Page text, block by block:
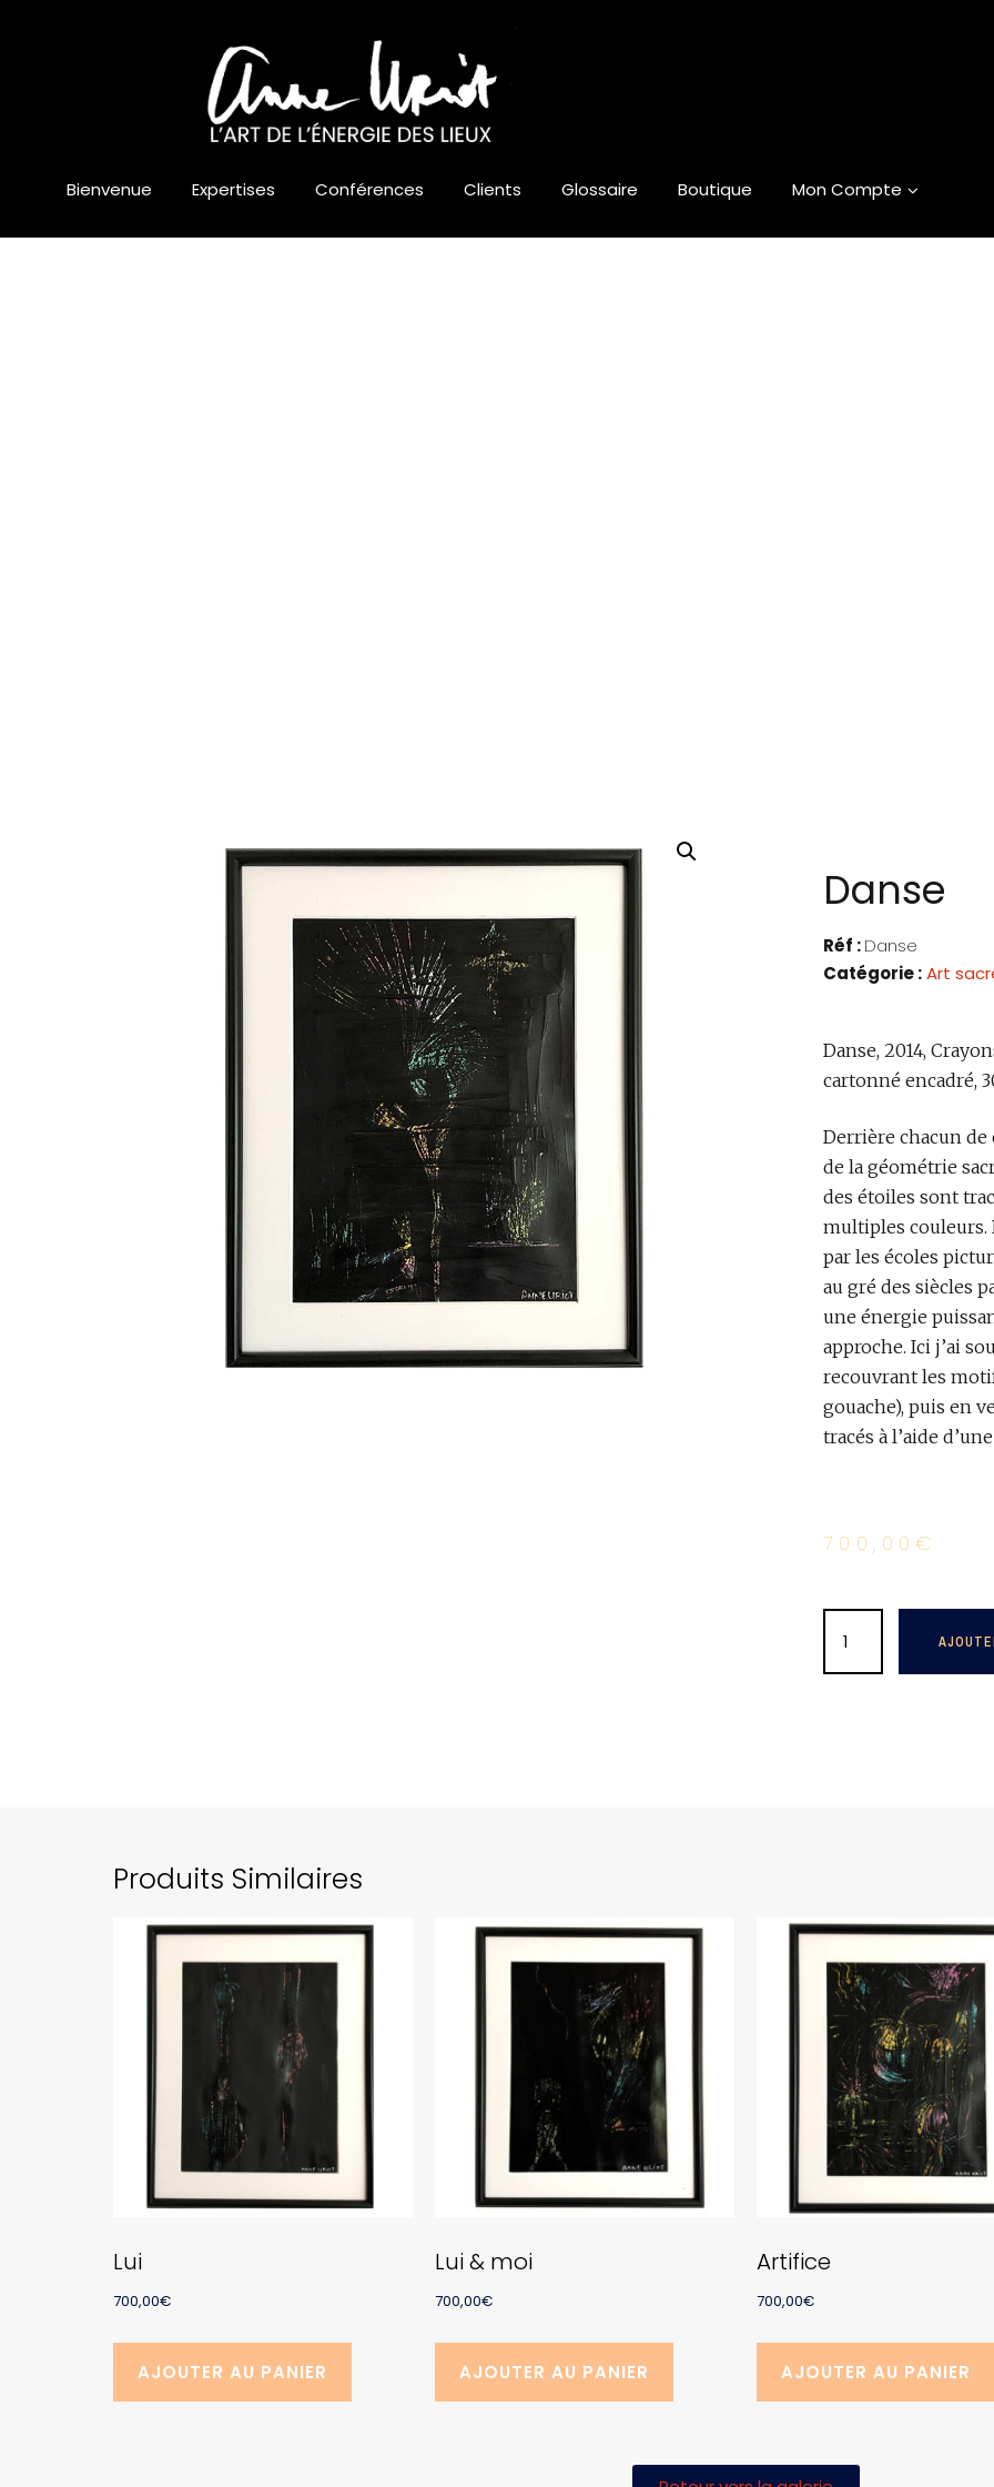
Bienvenue Expertises Conférences Clients Glossaire Boutique Mon Compte
Danse
Réf :Danse
Catégorie :Art
Danse, 2014,
cartonné encadré,
Derrière chacun
de la géométrie
des étoiles sont
multiples couleurs.
par les écoles
au gré des siècles
une énergie
approche. Ici j’ai
recouvrant les
gouache), puis en
tracés à l’aide
700,00€
Produits Similaires
Lui
700,00€
AJOUTER AU PANIER
Lui & moi
700,00€
AJOUTER AU PANIER
Artifice
700,00€
AJOUTER AU PANIER